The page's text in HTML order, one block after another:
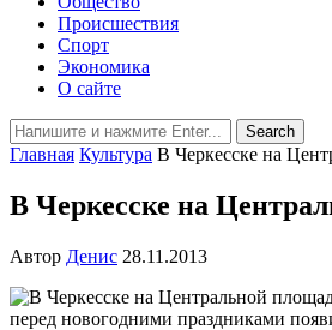
Происшествия
Спорт
Экономика
О сайте
Главная Культура В Черкесске на
В Черкесске на
Автор Денис 28.11.2013
перед новогодними праздниками